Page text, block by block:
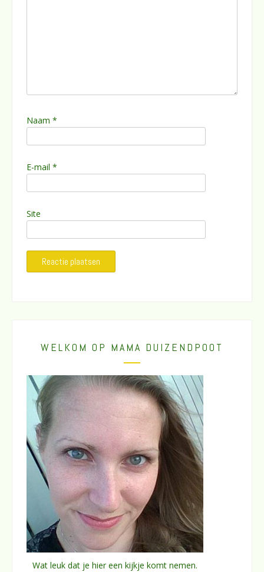
Naam *
E-mail *
Site
WELKOM OP MAMA DUIZENDPOOT
Wat leuk dat je hier een kijkje komt nemen.